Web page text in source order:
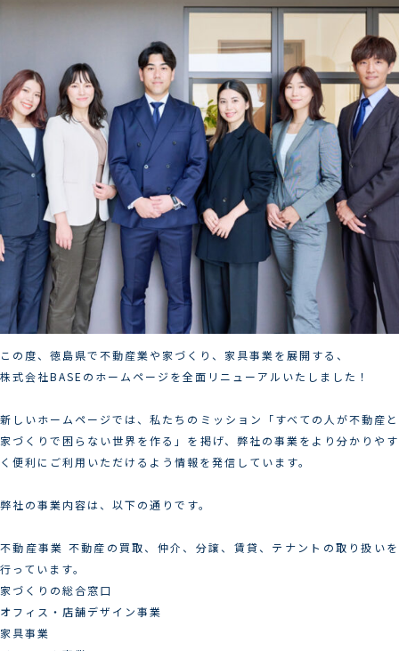
この度、徳島県で不動産業や家づくり、家具事業を展開する、
株式会社BASEのホームページを全面リニューアルいたしました！
新しいホームページでは、私たちのミッション「すべての人が不動産と
家づくりで困らない世界を作る」を掲げ、弊社の事業をより分かりやす
く便利にご利用いただけるよう情報を発信しています。
弊社の事業内容は、以下の通りです。
不動産事業 不動産の買取、仲介、分譲、賃貸、テナントの取り扱いを
行っています。
家づくりの総合窓口
オフィス・店舗デザイン事業
家具事業